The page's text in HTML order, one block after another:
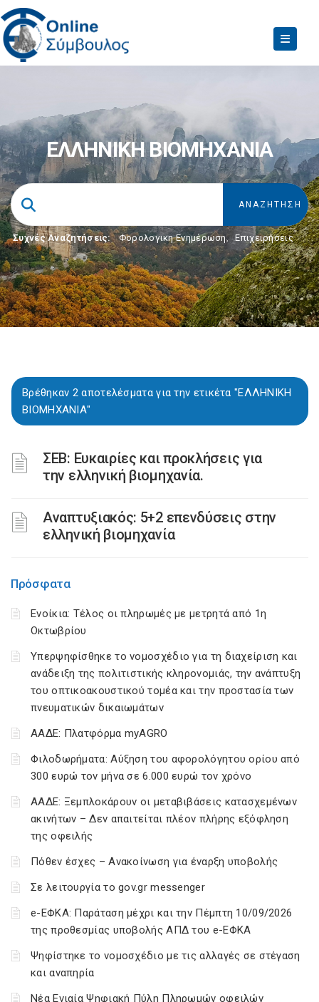
ΕΛΛΗΝΙΚΗ ΒΙΟΜΗΧΑΝΙΑ
Συχνές Αναζητήσεις: Φορολογικη Ενημέρωση, Επιχειρήσεις
Βρέθηκαν 2 αποτελέσματα για την ετικέτα "ΕΛΛΗΝΙΚΗ
ΒΙΟΜΗΧΑΝΙΑ"
ΣΕΒ: Ευκαιρίες και προκλήσεις για
την ελληνική βιομηχανία.
Αναπτυξιακός: 5+2 επενδύσεις στην
ελληνική βιομηχανία
Πρόσφατα
Ενοίκια: Τέλος οι πληρωμές με μετρητά από 1η
Οκτωβρίου
Υπερψηφίσθηκε το νομοσχέδιο για τη διαχείριση και
ανάδειξη της πολιτιστικής κληρονομιάς, την ανάπτυξη
του οπτικοακουστικού τομέα και την προστασία των
πνευματικών δικαιωμάτων
ΑΑΔΕ: Πλατφόρμα myAGRO
Φιλοδωρήματα: Αύξηση του αφορολόγητου ορίου από
300 ευρώ τον μήνα σε 6.000 ευρώ τον χρόνο
ΑΑΔΕ: Ξεμπλοκάρουν οι μεταβιβάσεις κατασχεμένων
ακινήτων – Δεν απαιτείται πλέον πλήρης εξόφληση
της οφειλής
Πόθεν έσχες – Ανακοίνωση για έναρξη υποβολής
Σε λειτουργία το gov.gr messenger
e-ΕΦΚΑ: Παράταση μέχρι και την Πέμπτη 10/09/2026
της προθεσμίας υποβολής ΑΠΔ του e-ΕΦΚΑ
Ψηφίστηκε το νομοσχέδιο με τις αλλαγές σε στέγαση
και αναπηρία
Νέα Ενιαία Ψηφιακή Πύλη Πληρωμών οφειλών